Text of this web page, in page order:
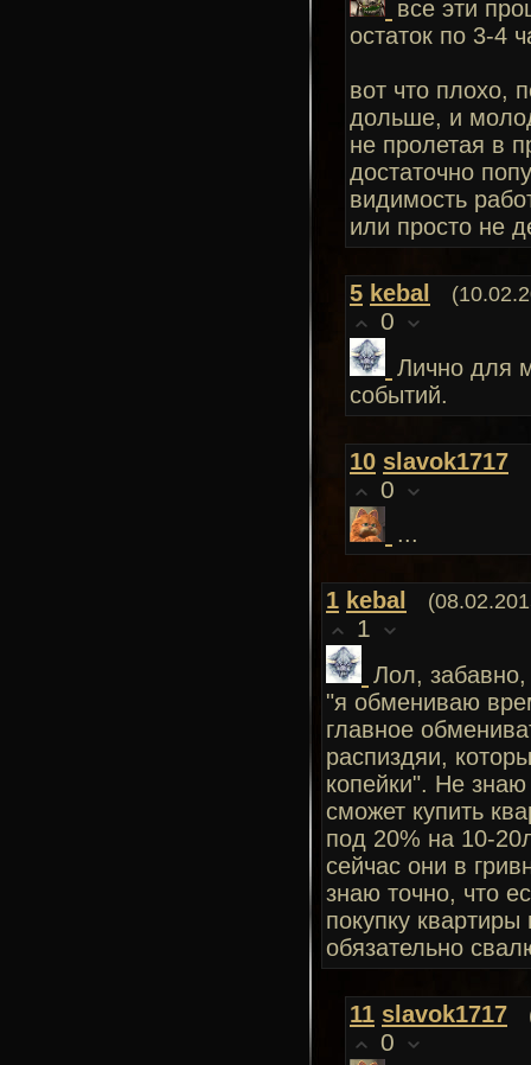
все эти
остаток по 3-4
вот что плохо,
дольше, и
не пролетая в
достаточно
видимость
или просто не
5 kebal
0
Лично для
событий.
10 slavok1717
0
...
1 kebal
1
Лол, забавно,
"я обмениваю
главное
распиздяи,
копейки". Не
сможет купить
под 20% на 10-
сейчас они в
знаю точно, что
покупку
обязательно
11 slavok1717
0